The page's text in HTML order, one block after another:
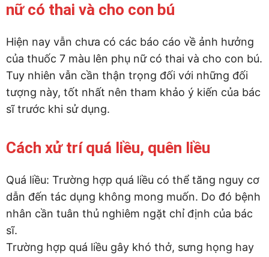
nữ có thai và cho con bú
Hiện nay vẫn chưa có các báo cáo về ảnh hưởng
của thuốc 7 màu lên phụ nữ có thai và cho con bú.
Tuy nhiên vẫn cần thận trọng đối với những đối
tượng này, tốt nhất nên tham khảo ý kiến của bác
sĩ trước khi sử dụng.
Cách xử trí quá liều, quên liều
Quá liều: Trường hợp quá liều có thể tăng nguy cơ
dẫn đến tác dụng không mong muốn. Do đó bệnh
nhân cần tuân thủ nghiêm ngặt chỉ định của bác
sĩ.
Trường hợp quá liều gây khó thở, sưng họng hay